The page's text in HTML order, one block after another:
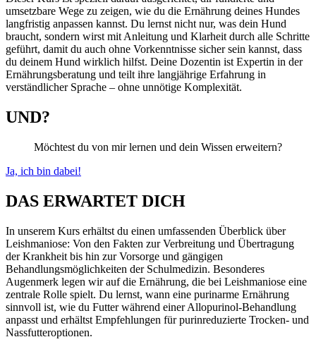
umsetzbare Wege zu zeigen, wie du die Ernährung deines Hundes
langfristig anpassen kannst. Du lernst nicht nur, was dein Hund
braucht, sondern wirst mit Anleitung und Klarheit durch alle Schritte
geführt, damit du auch ohne Vorkenntnisse sicher sein kannst, dass
du deinem Hund wirklich hilfst. Deine Dozentin ist Expertin in der
Ernährungsberatung und teilt ihre langjährige Erfahrung in
verständlicher Sprache – ohne unnötige Komplexität.
UND?
Möchtest du von mir lernen und dein Wissen erweitern?
Ja, ich bin dabei!
DAS ERWARTET DICH
In unserem Kurs erhältst du einen umfassenden Überblick über
Leishmaniose: Von den Fakten zur Verbreitung und Übertragung
der Krankheit bis hin zur Vorsorge und gängigen
Behandlungsmöglichkeiten der Schulmedizin. Besonderes
Augenmerk legen wir auf die Ernährung, die bei Leishmaniose eine
zentrale Rolle spielt. Du lernst, wann eine purinarme Ernährung
sinnvoll ist, wie du Futter während einer Allopurinol-Behandlung
anpasst und erhältst Empfehlungen für purinreduzierte Trocken- und
Nassfutteroptionen.